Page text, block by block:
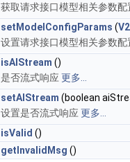
获取请求接口模型相关参数
setModelConfigParams (
设置请求接口模型相关参数
isAIStream ()
是否流式响应 更多...
setAIStream (boolean
设置是否流式响应 更多...
isValid ()
getInvalidMsg ()